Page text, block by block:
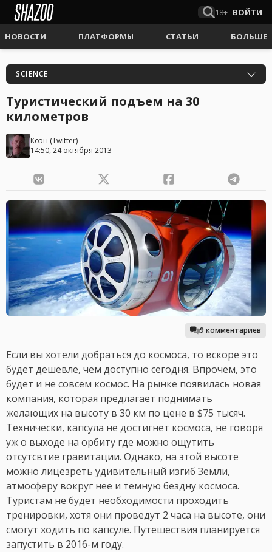
18+ ВОЙТИ
НОВОСТИ ПЛАТФОРМЫ СТАТЬИ БОЛЬШЕ
SCIENCE
Туристический подъем на 30
километров
Коэн (Twitter)
14:50, 24 октября 2013
9 комментариев
Если вы хотели добраться до космоса, то вскоре это
будет дешевле, чем доступно сегодня. Впрочем, это
будет и не совсем космос. На рынке появилась новая
компания, которая предлагает поднимать
желающих на высоту в 30 км по цене в $75 тысяч.
Технически, капсула не достигнет космоса, не говоря
уж о выходе на орбиту где можно ощутить
отсутсвтие гравитации. Однако, на этой высоте
можно лицезреть удивительный изгиб Земли,
атмосферу вокруг нее и темную бездну космоса.
Туристам не будет необходимости проходить
тренировки, хотя они проведут 2 часа на высоте, они
смогут ходить по капсуле. Путешествия планируется
запустить в 2016-м году.